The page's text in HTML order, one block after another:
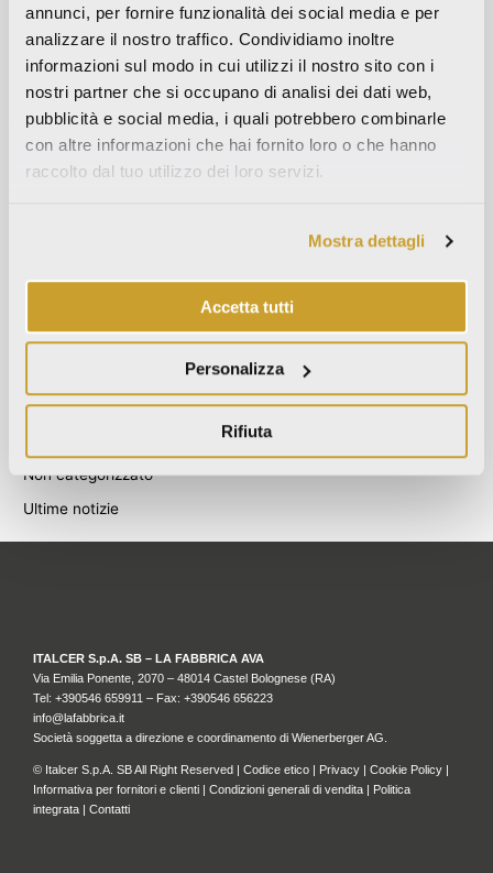
annunci, per fornire funzionalità dei social media e per
analizzare il nostro traffico. Condividiamo inoltre
informazioni sul modo in cui utilizzi il nostro sito con i
nostri partner che si occupano di analisi dei dati web,
pubblicità e social media, i quali potrebbero combinarle
con altre informazioni che hai fornito loro o che hanno
raccolto dal tuo utilizzo dei loro servizi.
Mostra dettagli
Accetta tutti
Personalizza
Rifiuta
Settembre 2022
Marzo 2022
Ottobre 2021
Settembre 2021
Agosto 2021
Dicembre 2020
Novembre 2019
Settembre 2019
Categories
Non categorizzato
Ultime notizie
ITALCER S.p.A. SB – LA FABBRICA AVA
Via Emilia Ponente, 2070 – 48014 Castel Bolognese (RA)
Tel: +390546 659911 – Fax: +390546 656223
info@lafabbrica.it
Società soggetta a direzione e coordinamento di Wienerberger AG.
© Italcer S.p.A. SB All Right Reserved | Codice etico | Privacy | Cookie Policy |
Informativa per fornitori e clienti | Condizioni generali di vendita | Politica
integrata | Contatti